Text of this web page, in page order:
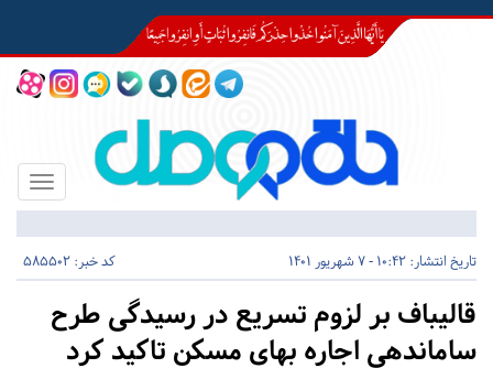
Toggle
تاریخ انتشار: 10:42 - 7 شهریور 1401 کد خبر: 585502
قالیباف بر لزوم تسریع در رسیدگی طرح
ساماندهی اجاره بهای مسکن تاکید کرد